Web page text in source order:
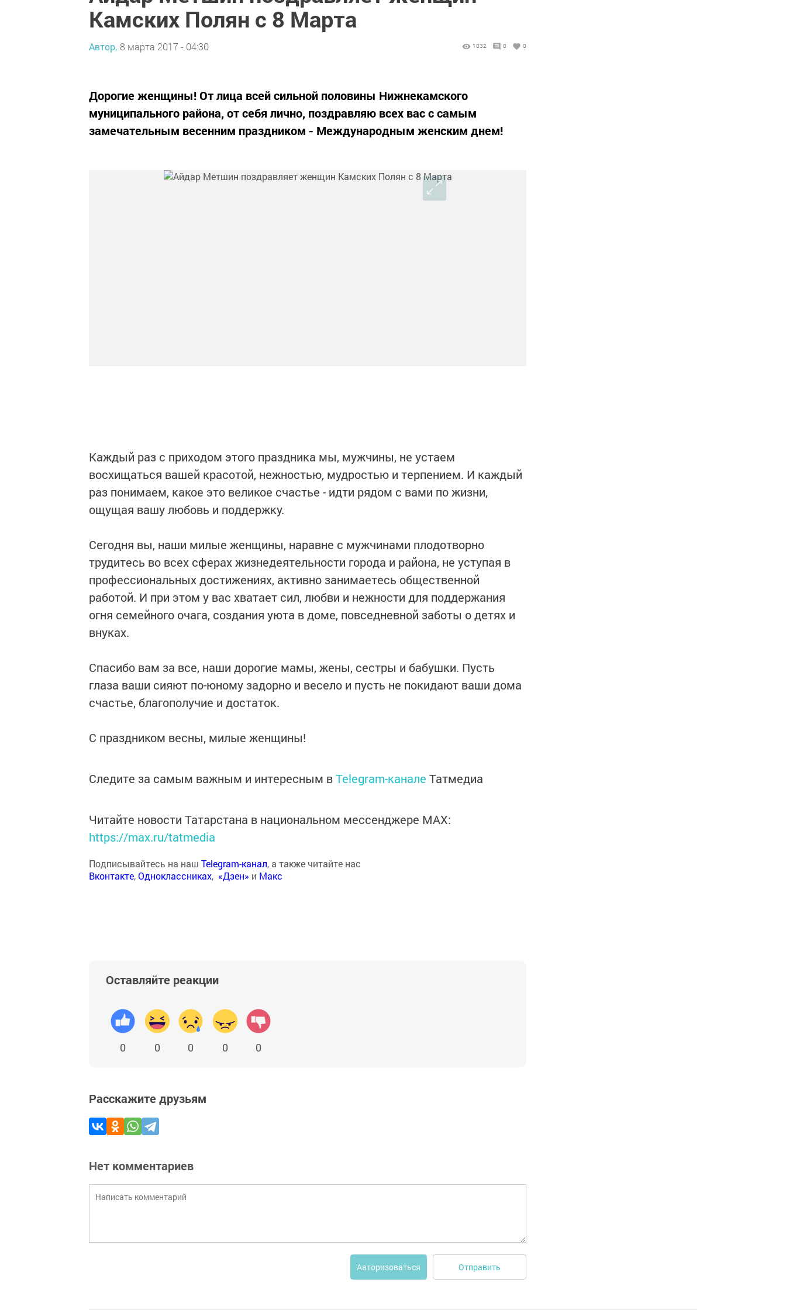
Камских Полян с 8 Марта
Автор, 8 марта 2017 - 04:30 1032 0 0
Дорогие женщины! От лица всей сильной половины Нижнекамского
муниципального района, от себя лично, поздравляю всех вас с самым
замечательным весенним праздником - Международным женским днем!
Каждый раз с приходом этого праздника мы, мужчины, не устаем
восхищаться вашей красотой, нежностью, мудростью и терпением. И каждый
раз понимаем, какое это великое счастье - идти рядом с вами по жизни,
ощущая вашу любовь и поддержку.
Сегодня вы, наши милые женщины, наравне с мужчинами плодотворно
трудитесь во всех сферах жизнедеятельности города и района, не уступая в
профессиональных достижениях, активно занимаетесь общественной
работой. И при этом у вас хватает сил, любви и нежности для поддержания
огня семейного очага, создания уюта в доме, повседневной заботы о детях и
внуках.
Спасибо вам за все, наши дорогие мамы, жены, сестры и бабушки. Пусть
глаза ваши сияют по-юному задорно и весело и пусть не покидают ваши дома
счастье, благополучие и достаток.
С праздником весны, милые женщины!
Следите за самым важным и интересным вTelegram-канале Татмедиа
Читайте новости Татарстана в национальном мессенджере MАХ:
https://max.ru/tatmedia
Подписывайтесь на наш Telegram-канал, а также читайте нас
Вконтакте,Одноклассниках, «Дзен» и Макс
Оставляйте реакции
0 0 0 0 0
Расскажите друзьям
Нет комментариев
Авторизоваться Отправить